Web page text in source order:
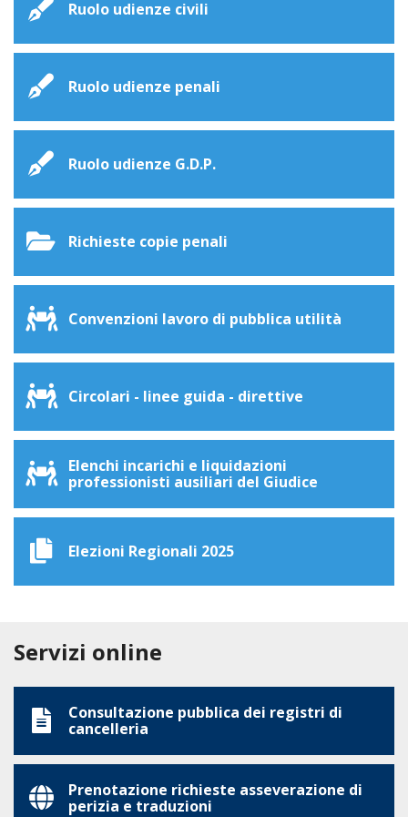
Ruolo udienze civili
Ruolo udienze penali
Ruolo udienze G.D.P.
Richieste copie penali
Convenzioni lavoro di pubblica utilità
Circolari - linee guida - direttive
Elenchi incarichi e liquidazioni
professionisti ausiliari del Giudice
Elezioni Regionali 2025
Servizi online
Consultazione pubblica dei registri di
cancelleria
Prenotazione richieste asseverazione di
perizia e traduzioni